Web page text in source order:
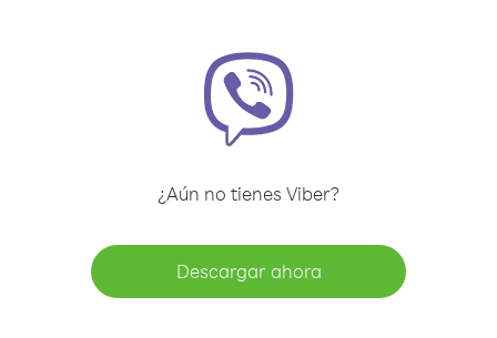
¿Aún no tienes Viber?
Descargar ahora